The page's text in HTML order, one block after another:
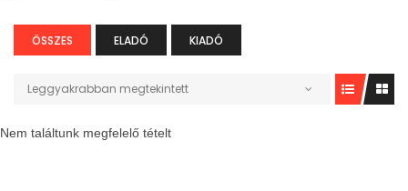
ÖSSZES ELADÓ KIADÓ
Leggyakrabban megtekintett
Nem találtunk megfelelő tételt